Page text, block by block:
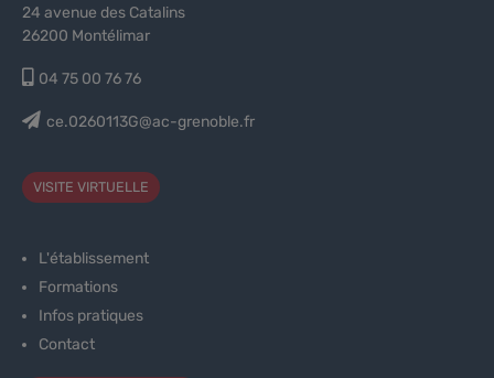
24 avenue des Catalins
26200 Montélimar
04 75 00 76 76
ce.0260113G@ac-grenoble.fr
VISITE VIRTUELLE
L'établissement
Formations
Infos pratiques
Contact